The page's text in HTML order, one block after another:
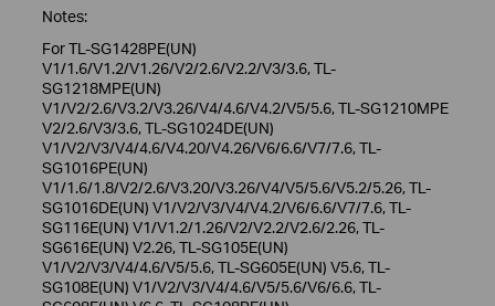
Notes:
For TL-SG1428PE(UN)
V1/1.6/V1.2/V1.26/V2/2.6/V2.2/V3/3.6, TL-
SG1218MPE(UN)
V1/V2/2.6/V3.2/V3.26/V4/4.6/V4.2/V5/5.6, TL-SG1210MPE
V2/2.6/V3/3.6, TL-SG1024DE(UN)
V1/V2/V3/V4/4.6/V4.20/V4.26/V6/6.6/V7/7.6, TL-
SG1016PE(UN)
V1/1.6/1.8/V2/2.6/V3.20/V3.26/V4/V5/5.6/V5.2/5.26, TL-
SG1016DE(UN) V1/V2/V3/V4/V4.2/V6/6.6/V7/7.6, TL-
SG116E(UN) V1/V1.2/1.26/V2/V2.2/V2.6/2.26, TL-
SG616E(UN) V2.26, TL-SG105E(UN)
V1/V2/V3/V4/4.6/V5/5.6, TL-SG605E(UN) V5.6, TL-
SG108E(UN) V1/V2/V3/V4/4.6/V5/5.6/V6/6.6, TL-